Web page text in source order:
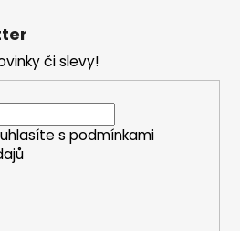
či slevy!
s podmínkami